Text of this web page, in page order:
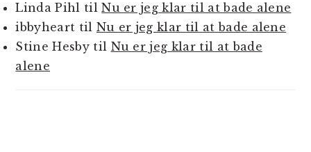
Linda Pihl tilNu er jeg klar til at bade alene
ibbyheart til Nu er jeg klar til at bade alene
Stine Hesbytil Nu er jeg klar til at bade
alene